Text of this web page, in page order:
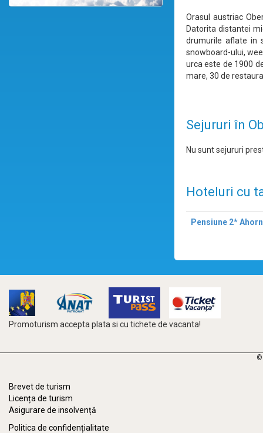
Orasul austriac
Datorita distantei
drumurile aflate in
snowboard-ului,
urca este de 1900
mare, 30 de
Sejururi în
Nu sunt sejururi
Hoteluri cu
Pensiune 2*
Promoturism accepta plata si cu tichete de vacanta!
©
Brevet de turism
Licența de turism
Asigurare de insolvență
Politica de confidențialitate